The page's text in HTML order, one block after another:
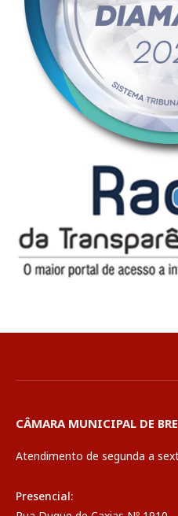
CÂMARA MUNICIPAL DE
Atendimento de segunda a
Presencial: